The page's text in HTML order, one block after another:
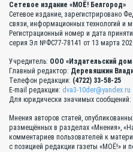
Сетевое издание «МОЁ! Белгород»
Сетевое издание, зарегистрировано
связи, информационных технологий и
Регистрационный номер и дата
серия Эл №ФС77-78141 от 13 марта
Учредитель: ООО «Издательский дом
Главный редактор: Деревяшкин
Телефон редакции: (4722) 33-58-25
E-mail редакции: dva3-10der@yandex.ru
Для юридически значимых сообщений:
Мнения авторов статей,
размещённых в разделах «Мнения»,
комментариев пользователей к
с позицией редакции газеты «МОЁ!» и